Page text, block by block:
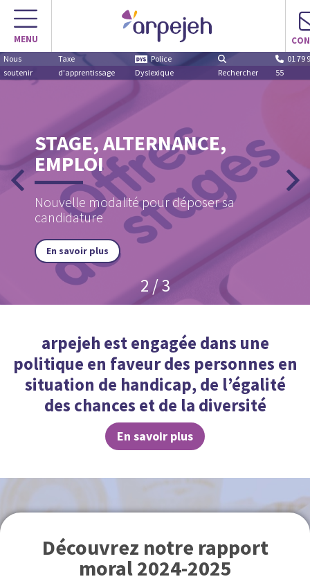
MENU
Nous
soutenir
Taxe
d'apprentissage
Police
Dyslexique
Rechercher
01 79
55
STAGE, ALTERNANCE,
EMPLOI
Nouvelle modalité pour déposer sa
candidature
En savoir plus
2 / 3
arpejeh est engagée dans une
politique en faveur des personnes en
situation de handicap, de l’égalité
des chances et de la diversité
En savoir plus
Découvrez notre rapport
moral 2024-2025